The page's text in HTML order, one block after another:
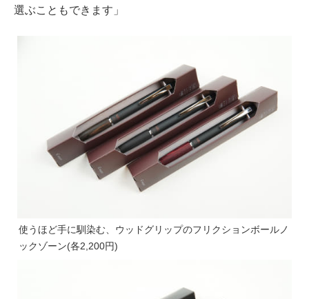
選ぶこともできます」
使うほど手に馴染む、ウッドグリップのフリクションボールノ
ックゾーン(各2,200円)